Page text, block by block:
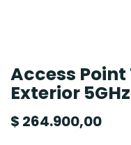
Access Point
Exterior
$ 264.900,00